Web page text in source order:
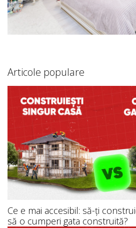
Articole populare
Ce e mai accesibil: să-ți
să o cumperi gata construită?